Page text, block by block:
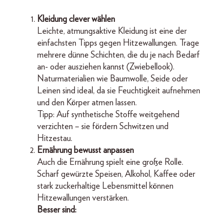
Kleidung clever wählen
Leichte, atmungsaktive Kleidung ist eine der
einfachsten Tipps gegen Hitzewallungen. Trage
mehrere dünne Schichten, die du je nach Bedarf
an- oder ausziehen kannst (Zwiebellook).
Naturmaterialien wie Baumwolle, Seide oder
Leinen sind ideal, da sie Feuchtigkeit aufnehmen
und den Körper atmen lassen.
Tipp: Auf synthetische Stoffe weitgehend
verzichten – sie fördern Schwitzen und
Hitzestau.
Ernährung bewusst anpassen
Auch die Ernährung spielt eine große Rolle.
Scharf gewürzte Speisen, Alkohol, Kaffee oder
stark zuckerhaltige Lebensmittel können
Hitzewallungen verstärken.
Besser sind: